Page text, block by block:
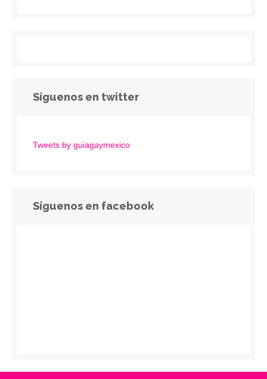
Síguenos en twitter
Tweets by guiagaymexico
Síguenos en facebook